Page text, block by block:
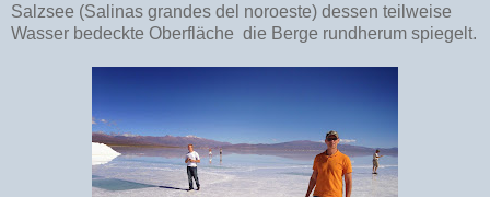
Salzsee (Salinas grandes del noroeste) dessen teilweise
Wasser bedeckte Oberfläche die Berge rundherum spiegelt.